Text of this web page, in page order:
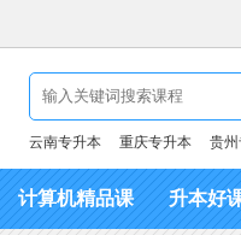
云南专升本 重庆专升本 贵
计算机精品课 升本好